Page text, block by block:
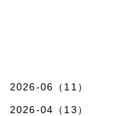
2026-06（11）
2026-04（13）